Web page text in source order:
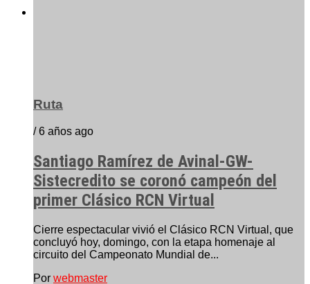
Ruta
/ 6 años ago
Santiago Ramírez de Avinal-GW-
Sistecredito se coronó campeón del
primer Clásico RCN Virtual
Cierre espectacular vivió el Clásico RCN Virtual, que
concluyó hoy, domingo, con la etapa homenaje al
circuito del Campeonato Mundial de...
Por webmaster